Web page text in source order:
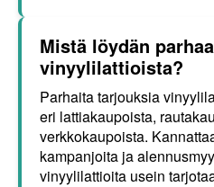
Mistä löydän
vinyylilattioista?
Parhaita tarjouksia
eri lattiakaupoista,
verkkokaupoista.
kampanjoita ja
vinyylilattioita usein